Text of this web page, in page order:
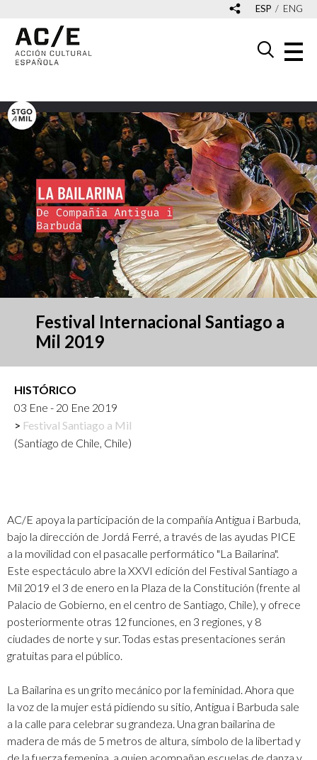
ESP ENG
Festival Internacional Santiago a
Mil 2019
HISTÓRICO
03 Ene - 20 Ene 2019
Festival Santiago a Mil
(Santiago de Chile, Chile)
AC/E apoya la participación de la compañía Antigua i Barbuda,
bajo la dirección de Jordá Ferré, a través de las ayudas PICE
a la movilidad con el pasacalle performático "La Bailarina".
Este espectáculo abre la XXVI edición del Festival Santiago a
Mil 2019 el 3 de enero en la Plaza de la Constitución (frente al
Palacio de Gobierno, en el centro de Santiago, Chile), y ofrece
posteriormente otras 12 funciones, en 3 regiones, y 8
ciudades de norte y sur. Todas estas presentaciones serán
gratuitas para el público.
La Bailarina es un grito mecánico por la feminidad. Ahora que
la voz de la mujer está pidiendo su sitio, Antigua i Barbuda sale
a la calle para celebrar su grandeza. Una gran bailarina de
madera de más de 5 metros de altura, símbolo de la libertad y
de la fuerza femenina, a quien acompañan escuelas de danza y